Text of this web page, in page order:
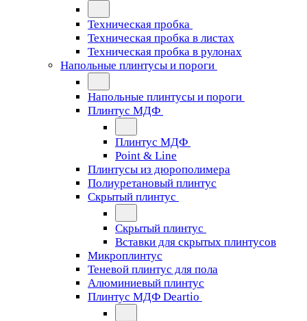
Техническая пробка
Техническая пробка в листах
Техническая пробка в рулонах
Напольные плинтусы и пороги
Напольные плинтусы и пороги
Плинтус МДФ
Плинтус МДФ
Point & Line
Плинтусы из дюрополимера
Полиуретановый плинтус
Скрытый плинтус
Скрытый плинтус
Вставки для скрытых плинтусов
Микроплинтус
Теневой плинтус для пола
Алюминиевый плинтус
Плинтус МДФ Deartio